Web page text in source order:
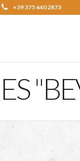
+39 375 640 2873